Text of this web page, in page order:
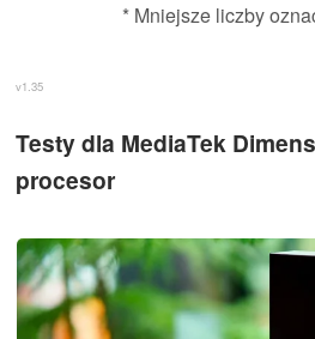
* Mniejsze liczby
v1.35
Testy dla MediaTek
procesor